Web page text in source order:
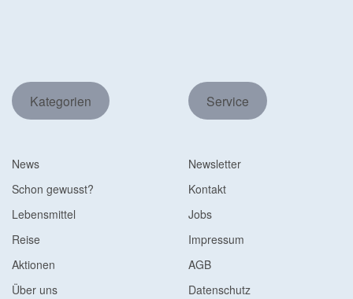
Kategorien
News
Schon gewusst?
Lebensmittel
Reise
Aktionen
Über uns
Service
Newsletter
Kontakt
Jobs
Impressum
AGB
Datenschutz